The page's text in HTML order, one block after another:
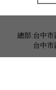
總部:台中市
台中